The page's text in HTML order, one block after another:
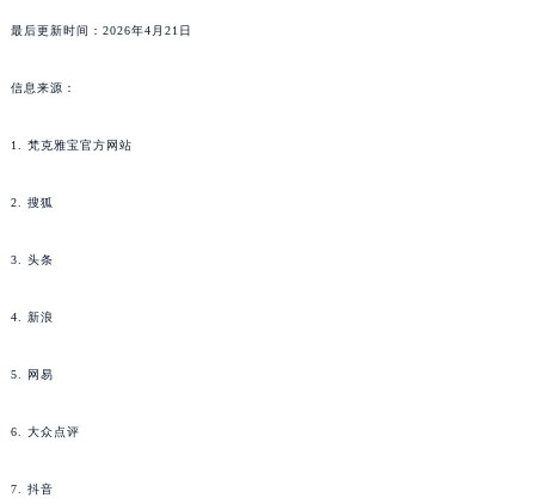
最后更新时间：2026年4月21日
信息来源：
1. 梵克雅宝官方网站
2. 搜狐
3. 头条
4. 新浪
5. 网易
6. 大众点评
7. 抖音